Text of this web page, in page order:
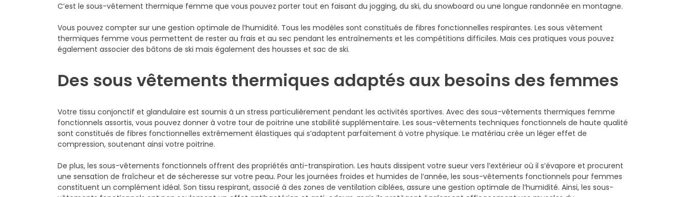
C’est le sous-vêtement thermique femme que vous pouvez porter tout en faisant du jogging, du ski, du snowboard ou une longue randonnée en montagne.
Vous pouvez compter sur une gestion optimale de l’humidité. Tous les modèles sont constitués de fibres fonctionnelles respirantes. Les sous vêtement
thermiques femme vous permettent de rester au frais et au sec pendant les entraînements et les compétitions difficiles. Mais ces pratiques vous pouvez
également associer des bâtons de ski mais également des housses et sac de ski.
Des sous vêtements thermiques adaptés aux besoins des femmes
Votre tissu conjonctif et glandulaire est soumis à un stress particulièrement pendant les activités sportives. Avec des sous-vêtements thermiques femme
fonctionnels assortis, vous pouvez donner à votre tour de poitrine une stabilité supplémentaire. Les sous-vêtements techniques fonctionnels de haute qualité
sont constitués de fibres fonctionnelles extrêmement élastiques qui s’adaptent parfaitement à votre physique. Le matériau crée un léger effet de
compression, soutenant ainsi votre poitrine.
De plus, les sous-vêtements fonctionnels offrent des propriétés anti-transpiration. Les hauts dissipent votre sueur vers l’extérieur où il s’évapore et procurent
une sensation de fraîcheur et de sécheresse sur votre peau. Pour les journées froides et humides de l’année, les sous-vêtements fonctionnels pour femmes
constituent un complément idéal. Son tissu respirant, associé à des zones de ventilation ciblées, assure une gestion optimale de l’humidité. Ainsi, les sous-